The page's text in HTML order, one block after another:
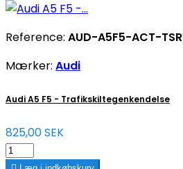
Reference: AUD-A5F5-ACT-TSR
Mærker: Audi
Audi A5 F5 - Trafikskiltegenkendelse
825,00 SEK